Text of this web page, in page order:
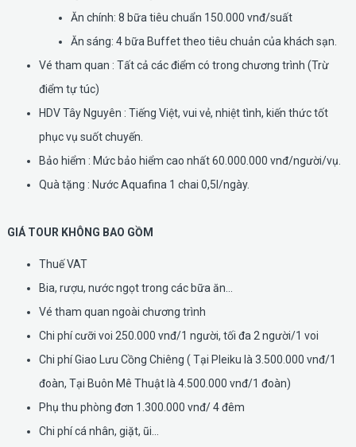
Ăn chính: 8 bữa tiêu chuẩn 150.000 vnđ/suất
Ăn sáng: 4 bữa Buffet theo tiêu chuản của khách sạn.
Vé tham quan : Tất cả các điểm có trong chương trình (Trừ
điểm tự túc)
HDV Tây Nguyên : Tiếng Việt, vui vẻ, nhiệt tình, kiến thức tốt
phục vụ suốt chuyến.
Bảo hiểm : Mức bảo hiểm cao nhất 60.000.000 vnđ/người/vụ.
Quà tặng : Nước Aquafina 1 chai 0,5l/ngày.
GIÁ TOUR KHÔNG BAO GỒM
Thuế VAT
Bia, rượu, nước ngọt trong các bữa ăn...
Vé tham quan ngoài chương trình
Chi phí cưỡi voi 250.000 vnđ/1 người, tối đa 2 người/1 voi
Chi phí Giao Lưu Cồng Chiêng ( Tại Pleiku là 3.500.000 vnđ/1
đoàn, Tại Buôn Mê Thuật là 4.500.000 vnđ/1 đoàn)
Phụ thu phòng đơn 1.300.000 vnđ/ 4 đêm
Chi phí cá nhân, giặt, ũi...